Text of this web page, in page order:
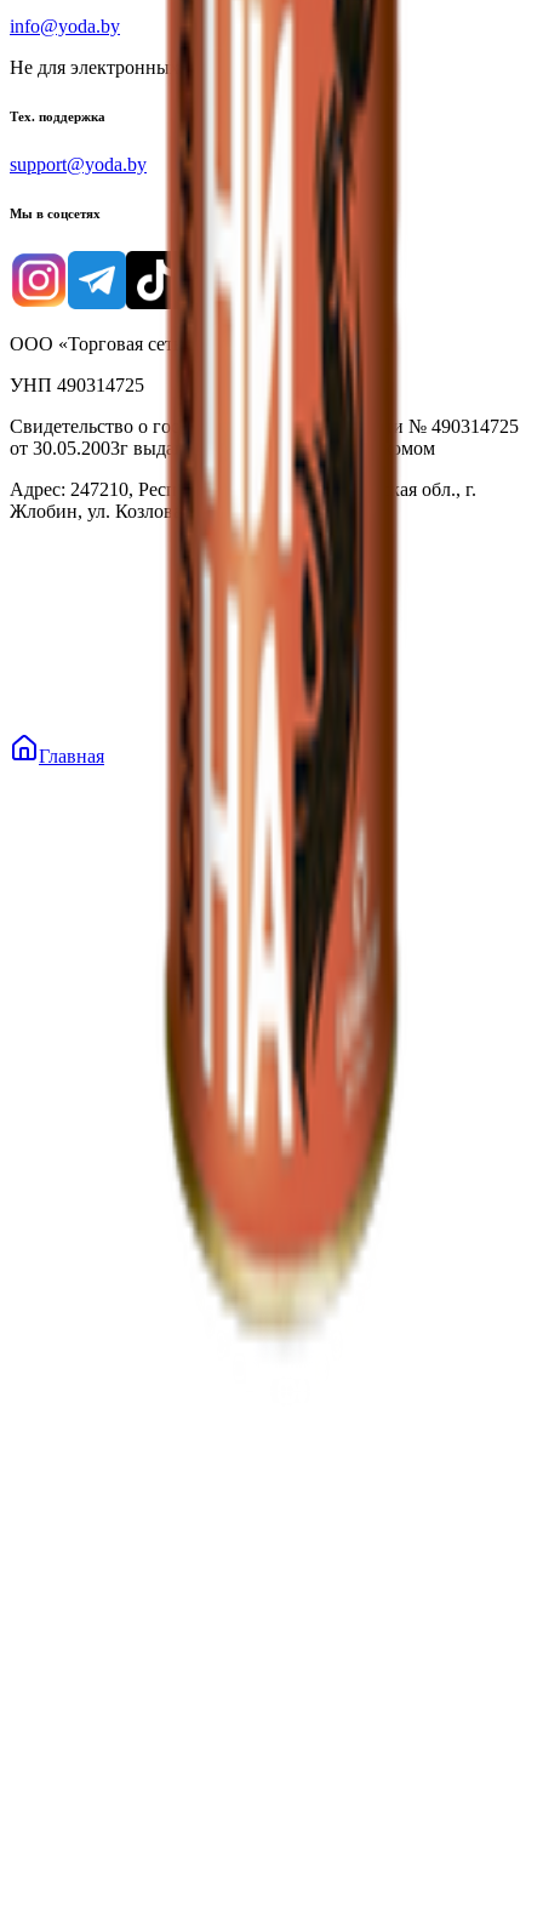
info@yoda.by
Не для электронных обращений
Тех. поддержка
support@yoda.by
Мы в соцсетях
ООО «Торговая сеть «Продмир»
УНП 490314725
Свидетельство о государственной регистрации № 490314725
от 30.05.2003г выдано Гомельским облисполкомом
Адрес: 247210, Республика Беларусь, Гомельская обл., г.
Жлобин, ул. Козлова 2-А
Главная